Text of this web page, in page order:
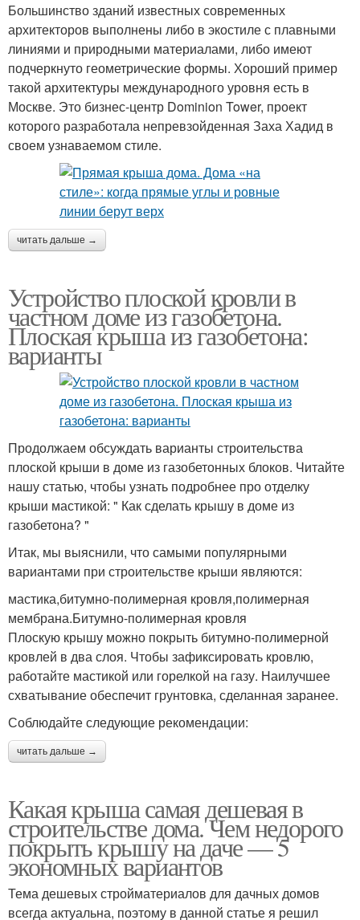
Большинство зданий известных современных
архитекторов выполнены либо в экостиле с плавными
линиями и природными материалами, либо имеют
подчеркнуто геометрические формы. Хороший пример
такой архитектуры международного уровня есть в
Москве. Это бизнес-центр Dominion Tower, проект
которого разработала непревзойденная Заха Хадид в
своем узнаваемом стиле.
читать дальше →
Устройство плоской кровли в
частном доме из газобетона.
Плоская крыша из газобетона:
варианты
Продолжаем обсуждать варианты строительства
плоской крыши в доме из газобетонных блоков. Читайте
нашу статью, чтобы узнать подробнее про отделку
крыши мастикой: " Как сделать крышу в доме из
газобетона? "
Итак, мы выяснили, что самыми популярными
вариантами при строительстве крыши являются:
мастика,битумно-полимерная кровля,полимерная
мембрана.Битумно-полимерная кровля
Плоскую крышу можно покрыть битумно-полимерной
кровлей в два слоя. Чтобы зафиксировать кровлю,
работайте мастикой или горелкой на газу. Наилучшее
схватывание обеспечит грунтовка, сделанная заранее.
Соблюдайте следующие рекомендации:
читать дальше →
Какая крыша самая дешевая в
строительстве дома. Чем недорого
покрыть крышу на даче — 5
экономных вариантов
Тема дешевых стройматериалов для дачных домов
всегда актуальна, поэтому в данной статье я решил